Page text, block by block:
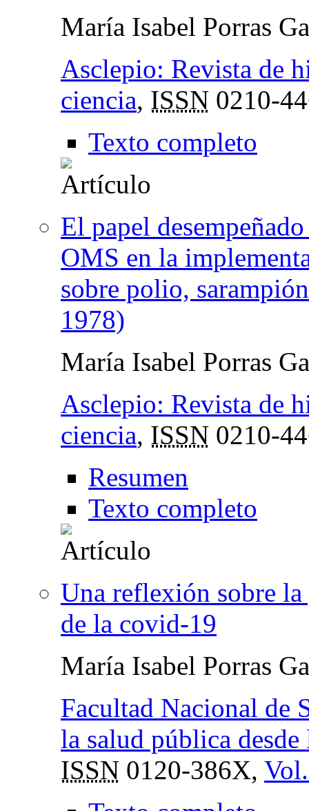
María Isabel Porras
Asclepio: Revista de
ciencia, ISSN 0210-
Texto completo
El papel
OMS en la
sobre polio,
1978)
María Isabel Porras
Asclepio: Revista de
ciencia, ISSN 0210-
Resumen
Texto completo
Una reflexión sobre
de la covid-19
María Isabel Porras
Facultad Nacional de
la salud pública desde
ISSN 0120-386X,